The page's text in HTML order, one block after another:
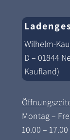
Wilhelm-
D – 01844
Kaufland)
Montag –
10.00 –